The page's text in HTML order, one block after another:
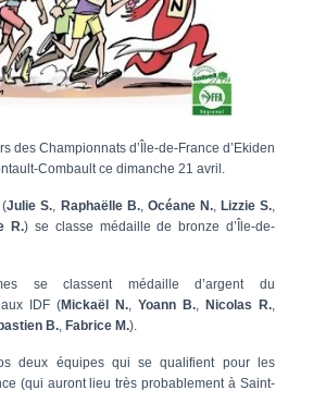
des Championnats d’Île-de-France d’Ekiden
Combault ce dimanche 21 avril.
(Julie S., Raphaëlle B., Océane N., Lizzie S.,
R.) se classe médaille de bronze d’Île-de-
se classent médaille d’argent du
IDF (Mickaël N., Yoann B., Nicolas R.,
B., Fabrice M.).
deux équipes qui se qualifient pour les
(qui auront lieu très probablement à Saint-